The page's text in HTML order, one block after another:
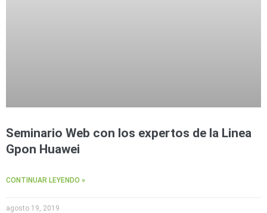
Seminario Web con los expertos de la Linea
Gpon Huawei
CONTINUAR LEYENDO »
agosto 19, 2019